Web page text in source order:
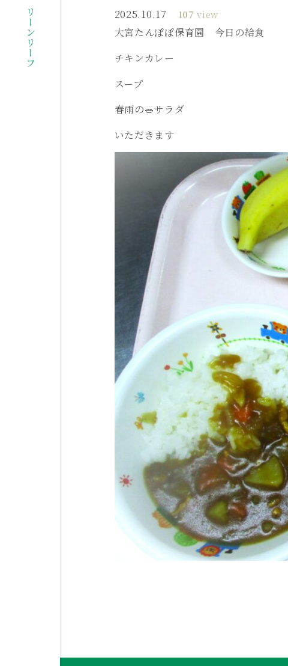
2025.10.17 107 view
大宮たんぽぽ保育園 今日の給食
チキンカレー
スープ
春雨の🥗サラダ
いただきます